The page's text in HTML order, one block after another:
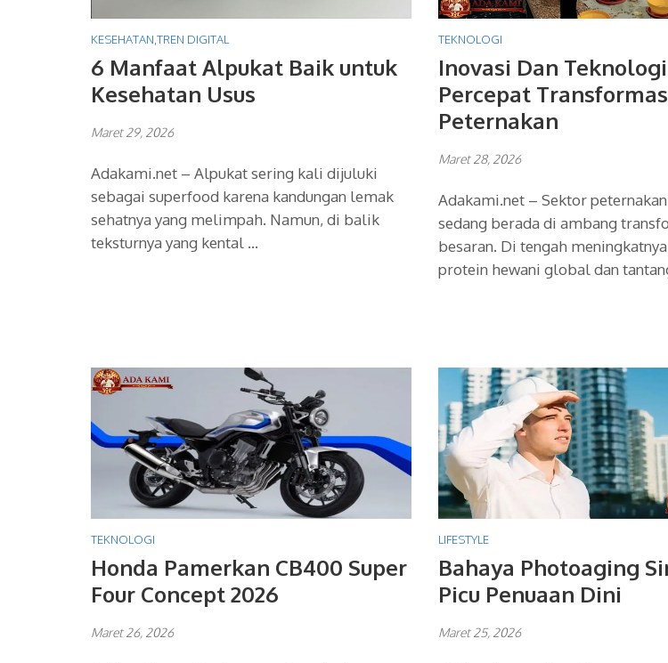
KESEHATAN TREN DIGITAL
6 Manfaat Alpukat Baik untuk
Kesehatan Usus
Maret 29, 2026
Adakami.net – Alpukat sering kali dijuluki
sebagai superfood karena kandungan lemak
sehatnya yang melimpah. Namun, di balik
teksturnya yang kental …
TEKNOLOGI
Inovasi Dan Teknologi
Percepat
Peternakan
Maret 28, 2026
Adakami.net – Sektor
sedang berada di ambang
besaran. Di tengah
protein hewani global dan
TEKNOLOGI
Honda Pamerkan CB400 Super
Four Concept 2026
Maret 26, 2026
LIFESTYLE
Bahaya Photoaging
Picu Penuaan Dini
Maret 25, 2026